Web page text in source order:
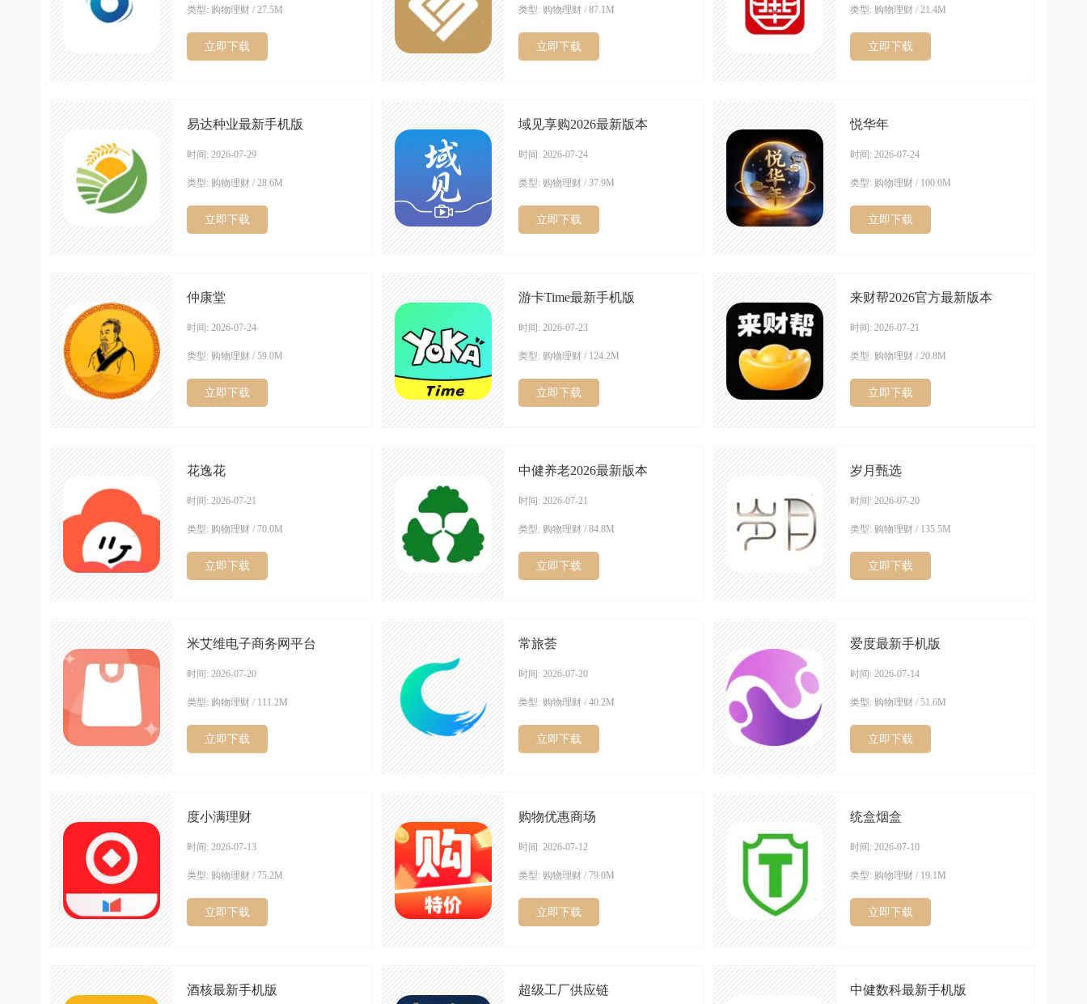
类型: 购物理财 / 27.5M
立即下载
类型: 购物理财 / 87.1M
立即下载
类型: 购物理财 / 21.4M
立即下载
易达种业最新手机版
时间: 2026-07-29
类型: 购物理财 / 28.6M
立即下载
域见享购2026最新版本
时间: 2026-07-24
类型: 购物理财 / 37.9M
立即下载
悦华年
时间: 2026-07-24
类型: 购物理财 / 100.0M
立即下载
仲康堂
时间: 2026-07-24
类型: 购物理财 / 59.0M
立即下载
游卡Time最新手机版
时间: 2026-07-23
类型: 购物理财 / 124.2M
立即下载
来财帮2026官方最新版本
时间: 2026-07-21
类型: 购物理财 / 20.8M
立即下载
花逸花
时间: 2026-07-21
类型: 购物理财 / 70.0M
立即下载
中健养老2026最新版本
时间: 2026-07-21
类型: 购物理财 / 84.8M
立即下载
岁月甄选
时间: 2026-07-20
类型: 购物理财 / 135.5M
立即下载
米艾维电子商务网平台
时间: 2026-07-20
类型: 购物理财 / 111.2M
立即下载
常旅荟
时间: 2026-07-20
类型: 购物理财 / 40.2M
立即下载
爱度最新手机版
时间: 2026-07-14
类型: 购物理财 / 51.6M
立即下载
度小满理财
时间: 2026-07-13
类型: 购物理财 / 75.2M
立即下载
购物优惠商场
时间: 2026-07-12
类型: 购物理财 / 79.0M
立即下载
统盒烟盒
时间: 2026-07-10
类型: 购物理财 / 19.1M
立即下载
酒核最新手机版 超级工厂供应链 中健数科最新手机版